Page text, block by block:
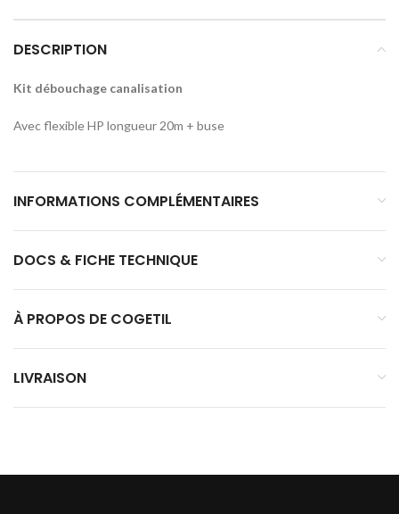
DESCRIPTION
Kit débouchage canalisation
Avec flexible HP longueur 20m + buse
INFORMATIONS COMPLÉMENTAIRES
DOCS & FICHE TECHNIQUE
À PROPOS DE COGETIL
LIVRAISON